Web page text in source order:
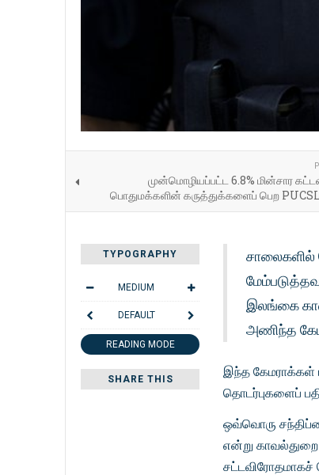
முன்மொழியப்பட்ட 6.8% மின்சார
பொதுமக்களின் கருத்துக்களைப் பெற PUCSL
TYPOGRAPHY
MEDIUM
DEFAULT
READING MODE
SHARE THIS
சாலைகளில்
இலங்கை
அணிந்த
இந்த கேமராக்கள்
தொடர்புகளைப்
ஒவ்வொரு
என்று காவல்துறை
சட்டவிரோதமாகச்